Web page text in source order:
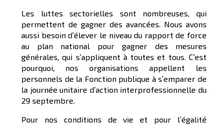
Les luttes sectorielles sont nombreuses, qui
permettent de gagner des avancées. Nous avons
aussi besoin d’élever le niveau du rapport de force
au plan national pour gagner des mesures
générales, qui s’appliquent à toutes et tous. C’est
pourquoi, nos organisations appellent les
personnels de la Fonction publique à s’emparer de
la journée unitaire d’action interprofessionnelle du
29 septembre.
Pour nos conditions de vie et pour l’égalité